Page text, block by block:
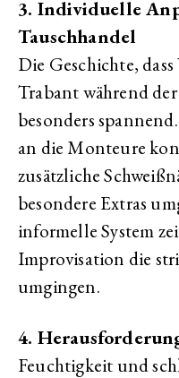
3. Individuelle
Tauschhandel
Die Geschichte,
Trabant während
besonders
an die Monteure
zusätzliche
besondere Extras
informelle System
Improvisation die
umgingen.
4.
Feuchtigkeit und